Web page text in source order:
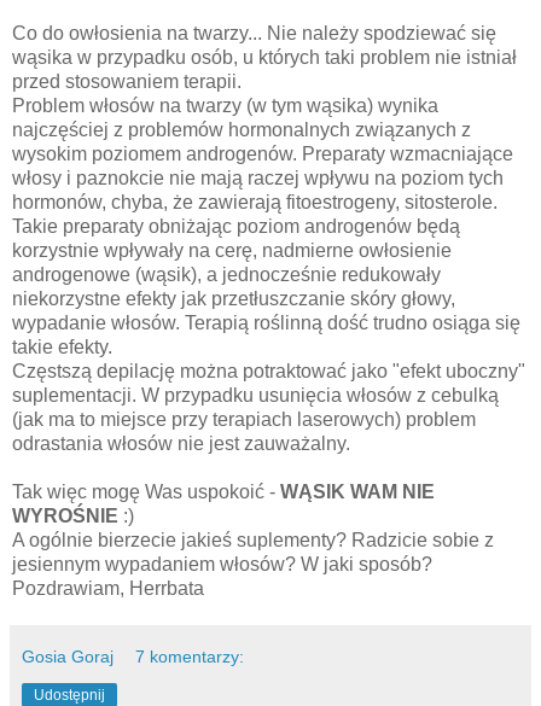
Co do owłosienia na twarzy... Nie należy spodziewać się
wąsika w przypadku osób, u których taki problem nie istniał
przed stosowaniem terapii.
Problem włosów na twarzy (w tym wąsika) wynika
najczęściej z problemów hormonalnych związanych z
wysokim poziomem androgenów. Preparaty wzmacniające
włosy i paznokcie nie mają raczej wpływu na poziom tych
hormonów, chyba, że zawierają fitoestrogeny, sitosterole.
Takie preparaty obniżając poziom androgenów będą
korzystnie wpływały na cerę, nadmierne owłosienie
androgenowe (wąsik), a jednocześnie redukowały
niekorzystne efekty jak przetłuszczanie skóry głowy,
wypadanie włosów. Terapią roślinną dość trudno osiąga się
takie efekty.
Częstszą depilację można potraktować jako "efekt uboczny"
suplementacji. W przypadku usunięcia włosów z cebulką
(jak ma to miejsce przy terapiach laserowych) problem
odrastania włosów nie jest zauważalny.
Tak więc mogę Was uspokoić - WĄSIK WAM NIE
WYROŚNIE :)
A ogólnie bierzecie jakieś suplementy? Radzicie sobie z
jesiennym wypadaniem włosów? W jaki sposób?
Pozdrawiam, Herrbata
Gosia Goraj 7 komentarzy:
Udostępnij